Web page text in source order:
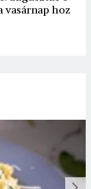
vasárnap hoz